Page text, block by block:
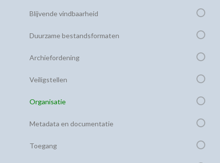
Blijvende vindbaarheid
Duurzame bestandsformaten
Archiefordening
Veiligstellen
Organisatie
Metadata en documentatie
Toegang